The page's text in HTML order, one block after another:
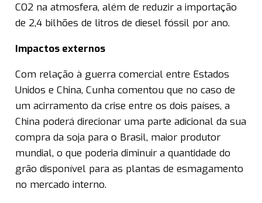
CO2 na atmosfera, além de reduzir a importação
de 2,4 bilhões de litros de diesel fóssil por ano.
Impactos externos
Com relação à guerra comercial entre Estados
Unidos e China, Cunha comentou que no caso de
um acirramento da crise entre os dois países, a
China poderá direcionar uma parte adicional da sua
compra da soja para o Brasil, maior produtor
mundial, o que poderia diminuir a quantidade do
grão disponível para as plantas de esmagamento
no mercado interno.